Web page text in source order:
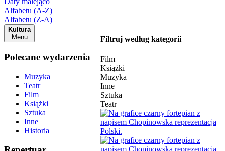
Alfabetu (A-Z)
Alfabetu (Z-A)
Kultura
Menu
Polecane wydarzenia
Muzyka
Teatr
Film
Książki
Sztuka
Inne
Historia
Filtruj według kategorii
Film
Książki
Muzyka
Inne
Sztuka
Teatr